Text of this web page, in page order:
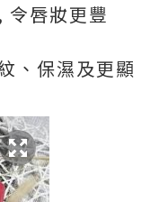
令唇妝更豐
、保濕及更顯